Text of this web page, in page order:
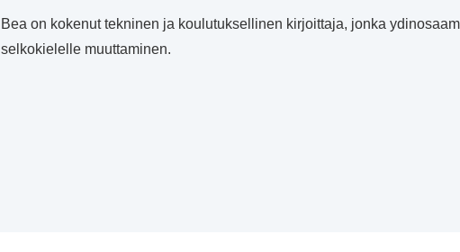
Bea on kokenut tekninen ja koulutuksellinen kirjoittaja, jonka
selkokielelle muuttaminen.